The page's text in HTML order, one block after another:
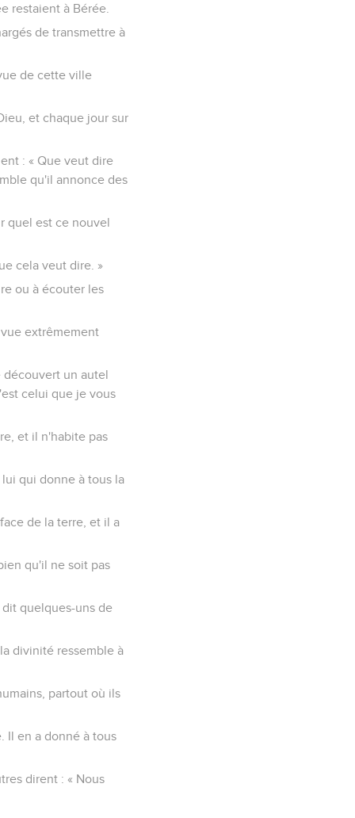
restaient à Bérée.
de transmettre à
de cette ville
et chaque jour sur
: « Que veut dire
qu'il annonce des
quel est ce nouvel
cela veut dire. »
ou à écouter les
extrêmement
un autel
celui que je vous
et il n'habite pas
qui donne à tous la
de la terre, et il a
qu'il ne soit pas
dit quelques-uns de
divinité ressemble à
partout où ils
Il en a donné à tous
dirent : « Nous